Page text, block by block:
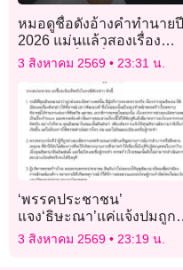
หมอดูชื่อดังอ้างคำทำนายปี
2026 แม่นแล้วสองเรื่อง
เตือนภัยเรื่องที่สามกำลังก่อ
3 สิงหาคม 2569 23:31 น.
‘พรรคประชาชน’
แจง‘ธิษะณา’แค่แจ้งปมถูก
ละเมิด ไม่ขอให้ดำเนินการ
3 สิงหาคม 2569 23:19 น.